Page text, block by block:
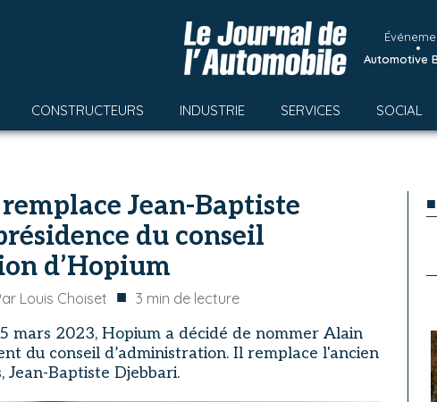
•
Automotive
CONSTRUCTEURS INDUSTRIE SERVICES SOCIAL
Jean-Baptiste
du conseil
d’Hopium
Louis Choiset ■ 3 min de lecture
mars 2023, Hopium a décidé de nommer Alain
du conseil d’administration. Il remplace l'ancien
Baptiste Djebbari.